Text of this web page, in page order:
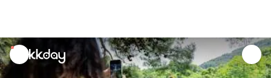
unread
notifications